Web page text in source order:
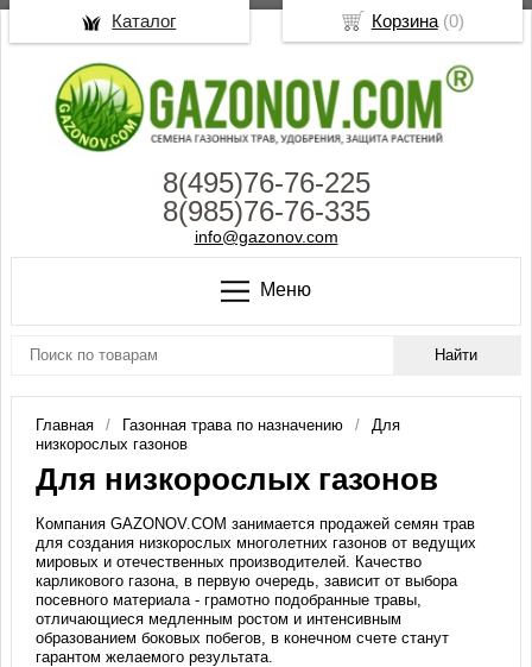
8(495)76-76-225
8(985)76-76-335
info@gazonov.com
Меню
Главная Газонная трава по назначению
Для
низкорослых газонов
Для низкорослых газонов
Компания GAZONOV.COM занимается продажей семян трав
для создания низкорослых многолетних газонов от ведущих
мировых и отечественных производителей. Качество
карликового газона, в первую очередь, зависит от выбора
посевного материала - грамотно подобранные травы,
отличающиеся медленным ростом и интенсивным
образованием боковых побегов, в конечном счете станут
гарантом желаемого результата.
Корзина(0)
Каталог